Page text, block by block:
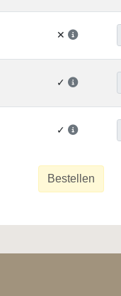
✕
✓
✓
Bestellen